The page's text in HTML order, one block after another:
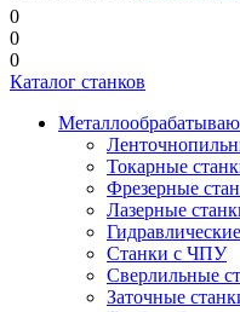
0
0
0
Каталог станков
Токарные
Фрезерные
Лазерные
Станки с ЧПУ
Сверлильные
Заточные